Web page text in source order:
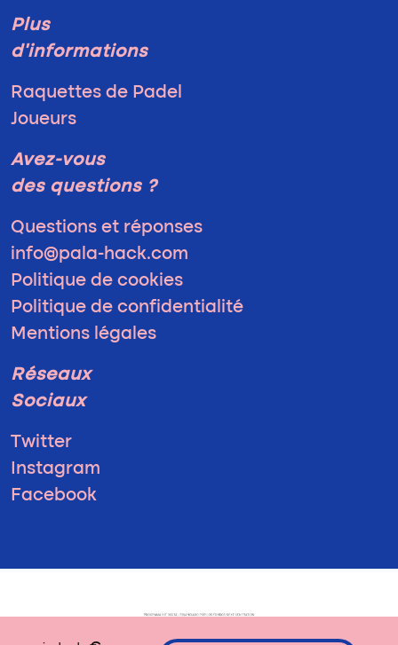
Plus
d'informations
Raquettes de Padel
Joueurs
Avez-vous
des questions ?
Questions et réponses
info@pala-hack.com
Politique de cookies
Politique de confidentialité
Mentions légales
Réseaux
Sociaux
Twitter
Instagram
Facebook